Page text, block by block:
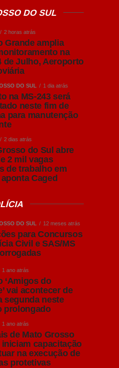
DO SUL
2 horas atrás
Grande amplia
na
de Julho, Aeroporto
DO SUL 1 dia atrás
na MS-243 será
neste fim de
para manutenção
2 dias atrás
do Sul abre
2 mil vagas
de trabalho em
Caged
DO SUL 12 meses atrás
para Concursos
Civil e SAS/MS
1 ano atrás
‘Amigos do
vai acontecer de
segunda neste
prolongado
1 ano atrás
de Mato Grosso
capacitação
na execução de
protetivas